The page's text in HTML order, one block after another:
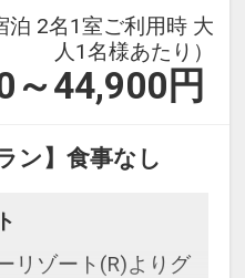
泊 2名1室ご利用時 大
人1名様あたり）
～44,900 円
ン】食事なし
リゾート(R)よりグ